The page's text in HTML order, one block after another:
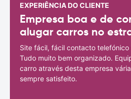
EXPERIÊNCIA DO CLIENTE
Empresa boa e de
alugar carros no
Site fácil, fácil contacto
Tudo muito bem organizado.
carro através desta empresa
sempre satisfeito.